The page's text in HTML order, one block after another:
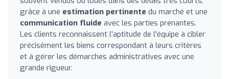
grâce à une estimation pertinente du marché et une
communication fluide avec les parties prenantes.
Les clients reconnaissent l'aptitude de l'équipe à cibler
précisément les biens correspondant à leurs critères
et à gérer les démarches administratives avec une
grande rigueur.